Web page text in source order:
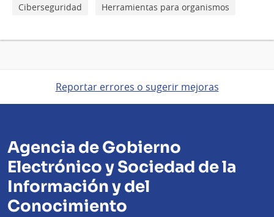
Ciberseguridad Herramientas para organismos
Reportar errores o sugerir mejoras
Agencia de Gobierno
Electrónico y Sociedad de la
Información y del
Conocimiento